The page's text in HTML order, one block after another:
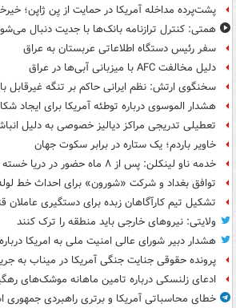
پشت‌پرده مداخله آمریکا در حمایت از یِن ژاپن؛
همتی: کنترل ترازنامه بانک‌ها با جدیت دنبال
سفر رئیس دستگاه اطلاعاتی عربستان به عراق
دلیل مخالفت AFC با میزبانی آبی‌ها در عراق
سخنگوی ارتش: نظم ایرانی حاکم بر تنگه
هشدار الموسوی درباره توطئه آمریکا برای ایجاد
تعطیلی تدریجی مراکز دیالیز خصوصی به دلیل
خاویر باردم؛ یک ستاره در برابر سکوت جهان
خدمه ناو لینکلن: پس از ۸ ماه حضور در دریا خسته و درمانده‌ شدیم
توافق بغداد و شرکت «شورون» برای احداث خط
تشکیل تیم کارآگاهان زبده برای دستگیری عاملان
ولایتی: نیروهای خارجی باید منطقه را ترک کنند
هشدار دبیر شورای عالی امنیت ملی به امریکا
پرونده حقوقی جنایت جنگی آمریکا در میناب به
ادعای زلنسکی درباره تامین ماهانه موشک‌های
خطای محاسباتی آمریکا و برتری راهبردی جمهوری